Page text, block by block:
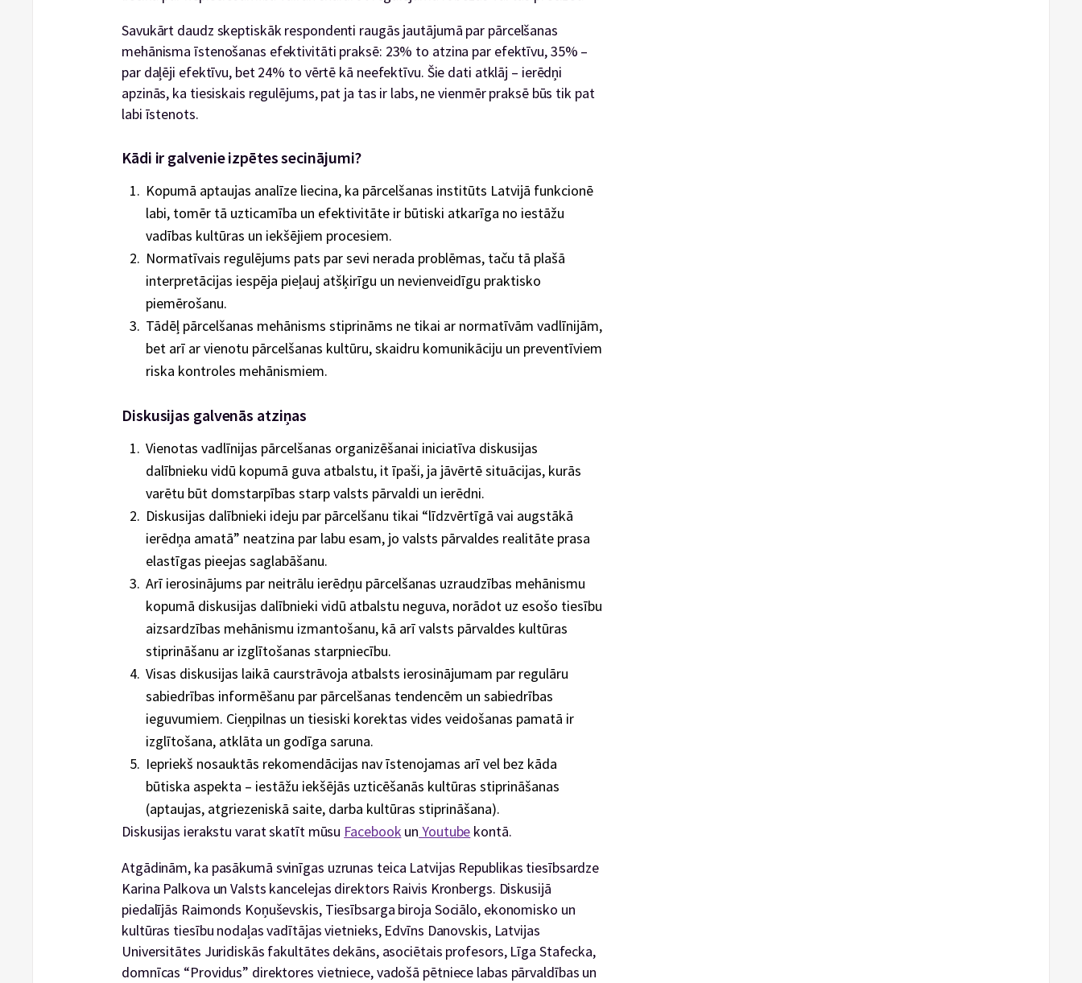
Savukārt daudz skeptiskāk respondenti raugās jautājumā par pārcelšanas
mehānisma īstenošanas efektivitāti praksē: 23% to atzina par efektīvu, 35% –
par daļēji efektīvu, bet 24% to vērtē kā neefektīvu. Šie dati atklāj – ierēdņi
apzinās, ka tiesiskais regulējums, pat ja tas ir labs, ne vienmēr praksē būs tik pat
labi īstenots.
Kādi ir galvenie izpētes secinājumi?
Kopumā aptaujas analīze liecina, ka pārcelšanas institūts Latvijā funkcionē
labi, tomēr tā uzticamība un efektivitāte ir būtiski atkarīga no iestāžu
vadības kultūras un iekšējiem procesiem.
Normatīvais regulējums pats par sevi nerada problēmas, taču tā plašā
interpretācijas iespēja pieļauj atšķirīgu un nevienveidīgu praktisko
piemērošanu.
Tādēļ pārcelšanas mehānisms stiprināms ne tikai ar normatīvām vadlīnijām,
bet arī ar vienotu pārcelšanas kultūru, skaidru komunikāciju un preventīviem
riska kontroles mehānismiem.
Diskusijas galvenās atziņas
Vienotas vadlīnijas pārcelšanas organizēšanai iniciatīva diskusijas
dalībnieku vidū kopumā guva atbalstu, it īpaši, ja jāvērtē situācijas, kurās
varētu būt domstarpības starp valsts pārvaldi un ierēdni.
Diskusijas dalībnieki ideju par pārcelšanu tikai “līdzvērtīgā vai augstākā
ierēdņa amatā” neatzina par labu esam, jo valsts pārvaldes realitāte prasa
elastīgas pieejas saglabāšanu.
Arī ierosinājums par neitrālu ierēdņu pārcelšanas uzraudzības mehānismu
kopumā diskusijas dalībnieki vidū atbalstu neguva, norādot uz esošo tiesību
aizsardzības mehānismu izmantošanu, kā arī valsts pārvaldes kultūras
stiprināšanu ar izglītošanas starpniecību.
Visas diskusijas laikā caurstrāvoja atbalsts ierosinājumam par regulāru
sabiedrības informēšanu par pārcelšanas tendencēm un sabiedrības
ieguvumiem. Cieņpilnas un tiesiski korektas vides veidošanas pamatā ir
izglītošana, atklāta un godīga saruna.
Iepriekš nosauktās rekomendācijas nav īstenojamas arī vel bez kāda
būtiska aspekta – iestāžu iekšējās uzticēšanās kultūras stiprināšanas
(aptaujas, atgriezeniskā saite, darba kultūras stiprināšana).
Diskusijas ierakstu varat skatīt mūsu Facebook un Youtube kontā.
Atgādinām, ka pasākumā svinīgas uzrunas teica Latvijas Republikas tiesībsardze
Karina Palkova un Valsts kancelejas direktors Raivis Kronbergs. Diskusijā
piedalījās Raimonds Koņuševskis, Tiesībsarga biroja Sociālo, ekonomisko un
kultūras tiesību nodaļas vadītājas vietnieks, Edvīns Danovskis, Latvijas
Universitātes Juridiskās fakultātes dekāns, asociētais profesors, Līga Stafecka,
domnīcas “Providus” direktores vietniece, vadošā pētniece labas pārvaldības un